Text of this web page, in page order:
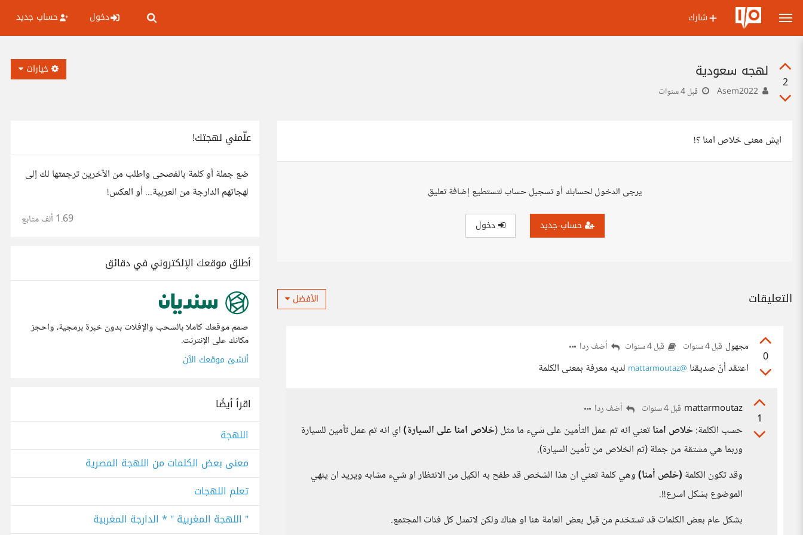
شارك دخول حساب جديد
2
لهجه سعودية
قبل 4 سنوات
خيارات
ايش معنى خلاص امنا ؟!
يرجى الدخول لحسابك أو تسجيل حساب لتستطيع إضافة تعليق
حساب جديد دخول
التعليقات الأفضل
0
مجهول قبل 4 سنوات قبل 4 سنوات أضف ردا
اعتقد أنّ صديقنا @mattarmoutaz لديه معرفة بمعنى الكلمة
1
mattarmoutaz قبل 4 سنوات أضف ردا
حسب الكلمة:خلاص امناتعني انه تم عمل التأمين على شيء ما مثل (خلاص امنا على السيارة)اي انه تم عمل تأمين للسيارة
وربما هي مشتقة من جملة (تم الخلاص من تأمين السيارة).
وقد تكون الكلمة (خلص أمنا)وهي كلمة تعني ان هذا الشخص قد طفح به الكيل من الانتظار او شيء مشابه ويريد ان ينهي
الموضوع بشكل اسرع!!.
بشكل عام بعض الكلمات قد تستخدم من قبل بعض العامة هنا او هناك ولكن لاتمثل كل فئات المجتمع.
علّمني لهجتك!
ضع جملة أو كلمة بالفصحى واطلب من الآخرين ترجمتها لك إلى
لهجاتهم الدارجة من العربية... أو العكس!
1.69 ألف متابع
أطلق موقعك الإلكتروني في دقائق
صمم موقعك كاملا بالسحب والإفلات بدون خبرة برمجية، واحجز
مكانك على الإنترنت.
أنشئ موقعك الآن
اقرأ أيضًا
اللهجة
معنى بعض الكلمات من اللهجة المصرية
تعلم اللهجات
" اللهجة المغربية " * الدارجة المغربية